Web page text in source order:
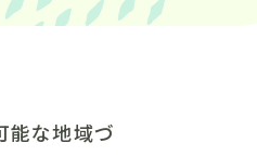
能な地域づ